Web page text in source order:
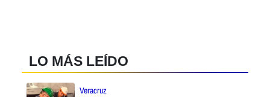
LO MÁS LEÍDO
Veracruz